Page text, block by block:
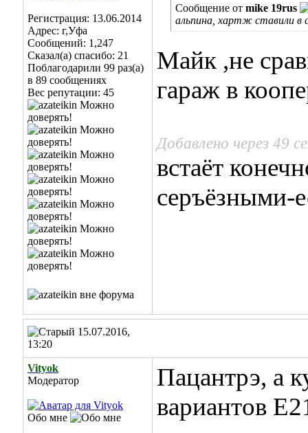
Регистрация: 13.06.2014
Адрес: г,Уфа
Сообщений: 1,247
Сказал(а) спасибо: 21
Поблагодарили 99 раз(а)
в 89 сообщениях
Вес репутации: 45
Сообщение от mike 19rus
альпина, хартж ставили в
Майк ,не
гараж в
Добавлено через 49
встаёт
серъёзными-
15.07.2016,
13:20
Vityok
Модератор
Обо мне
Пацантрэ, а
вариантов